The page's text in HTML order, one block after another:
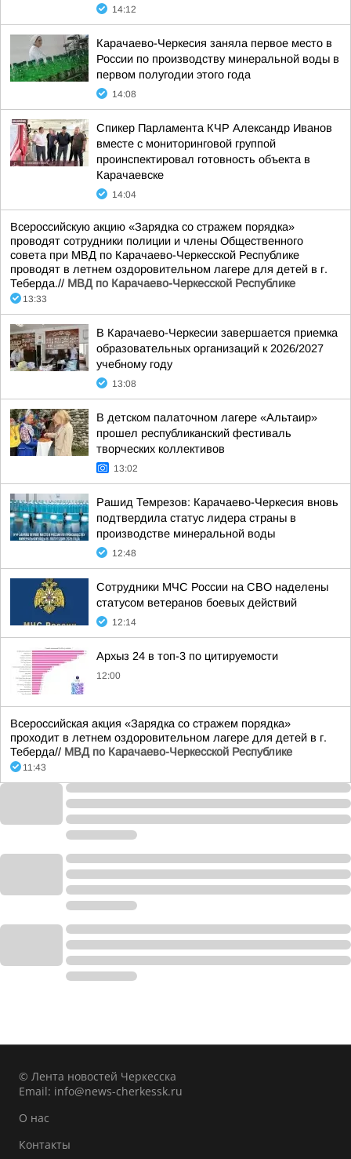
14:12
Карачаево-Черкесия заняла первое место в
России по производству минеральной воды в
первом полугодии этого года
14:08
Спикер Парламента КЧР Александр Иванов
вместе с мониторинговой группой
проинспектировал готовность объекта в
Карачаевске
14:04
Всероссийскую акцию «Зарядка со стражем порядка»
проводят сотрудники полиции и члены Общественного
совета при МВД по Карачаево-Черкесской Республике
проводят в летнем оздоровительном лагере для детей в г.
Теберда.// МВД по Карачаево-Черкесской Республике
13:33
В Карачаево-Черкесии завершается приемка
образовательных организаций к 2026/2027
учебному году
13:08
В детском палаточном лагере «Альтаир»
прошел республиканский фестиваль
творческих коллективов
13:02
Рашид Темрезов: Карачаево-Черкесия вновь
подтвердила статус лидера страны в
производстве минеральной воды
12:48
Сотрудники МЧС России на СВО наделены
статусом ветеранов боевых действий
12:14
Архыз 24 в топ-3 по цитируемости
12:00
Всероссийская акция «Зарядка со стражем порядка»
проходит в летнем оздоровительном лагере для детей в г.
Теберда// МВД по Карачаево-Черкесской Республике
11:43
© Лента новостей Черкесска
Email: info@news-cherkessk.ru
О нас
Контакты